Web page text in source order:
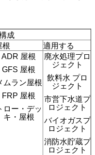
成
根 適用する
ADR 屋根
GFS 屋根
ムラン屋根
FRP 屋根
ロー・デッ
キ・屋根
廃水処理プロ
ジェクト
飲料水 プロ
ジェクト
市営下水道プ
ロジェクト
バイオガスプ
ロジェクト
消防水貯蔵プ
ロジェクト